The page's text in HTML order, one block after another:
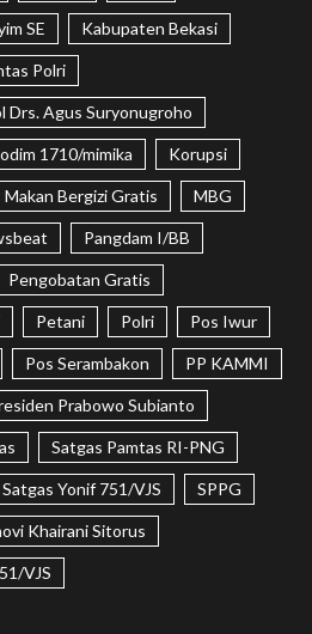
SE Kabupaten Bekasi
Polri
Drs. Agus Suryonugroho
1710/mimika Korupsi
Makan Bergizi Gratis MBG
Pangdam I/BB
Pengobatan Gratis
Petani Polri Pos Iwur
Pos Serambakon PP KAMMI
Prabowo Subianto
Satgas Pamtas RI-PNG
Satgas Yonif 751/VJS SPPG
Khairani Sitorus
VJS